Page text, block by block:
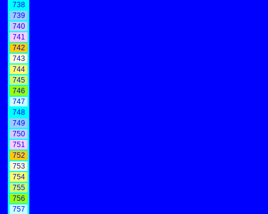
738
739
740
741
742
743
744
745
746
747
748
749
750
751
752
753
754
755
756
757